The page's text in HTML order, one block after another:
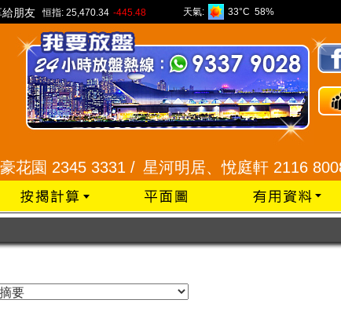
給朋友 恒指: 25,470.34 -445.48 天氣: 33°C 58%
園 2345 3331 /星河明居、悅庭軒 2116 8008 /